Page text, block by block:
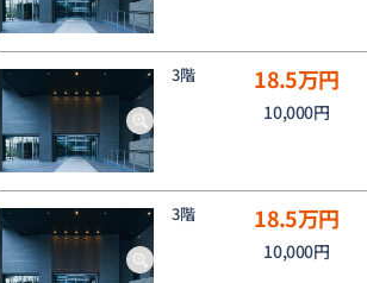
3階 18.5万円
10,000円
3階 18.5万円
10,000円